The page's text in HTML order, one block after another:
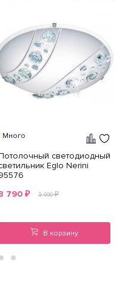
Много
светодиодный
Eglo Nerini
790 ₽ 3 990₽
В корзину